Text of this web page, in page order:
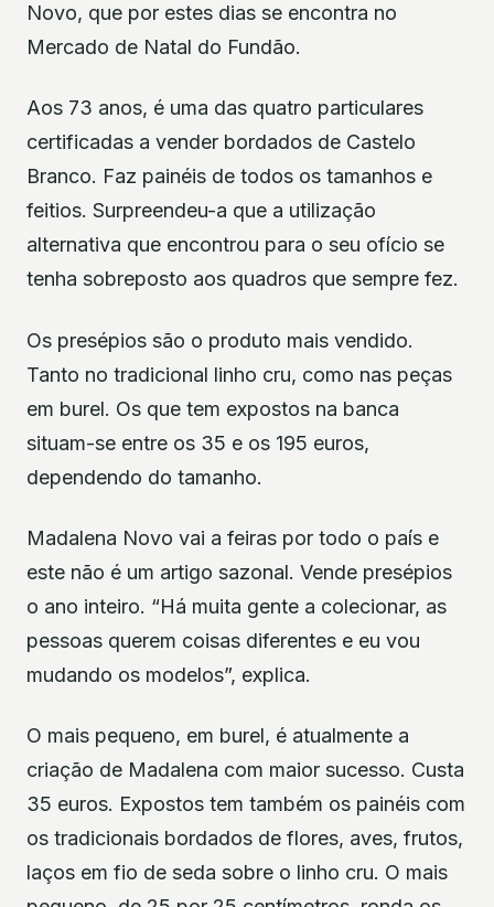
Novo, que por estes dias se encontra no
Mercado de Natal do Fundão.
Aos 73 anos, é uma das quatro particulares
certificadas a vender bordados de Castelo
Branco. Faz painéis de todos os tamanhos e
feitios. Surpreendeu-a que a utilização
alternativa que encontrou para o seu ofício se
tenha sobreposto aos quadros que sempre fez.
Os presépios são o produto mais vendido.
Tanto no tradicional linho cru, como nas peças
em burel. Os que tem expostos na banca
situam-se entre os 35 e os 195 euros,
dependendo do tamanho.
Madalena Novo vai a feiras por todo o país e
este não é um artigo sazonal. Vende presépios
o ano inteiro. “Há muita gente a colecionar, as
pessoas querem coisas diferentes e eu vou
mudando os modelos”, explica.
O mais pequeno, em burel, é atualmente a
criação de Madalena com maior sucesso. Custa
35 euros. Expostos tem também os painéis com
os tradicionais bordados de flores, aves, frutos,
laços em fio de seda sobre o linho cru. O mais